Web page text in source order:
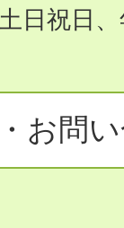
日祝日
お問